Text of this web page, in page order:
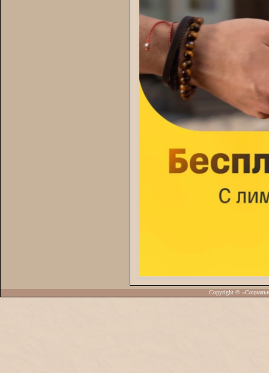
Copyright ©